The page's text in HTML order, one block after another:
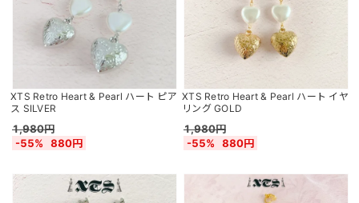
XTS Retro Heart & Pearl ハート ピア
ス SILVER
1,980円
-55%
880円
XTS Retro Heart & Pearl ハート イヤ
リング GOLD
1,980円
-55%
880円